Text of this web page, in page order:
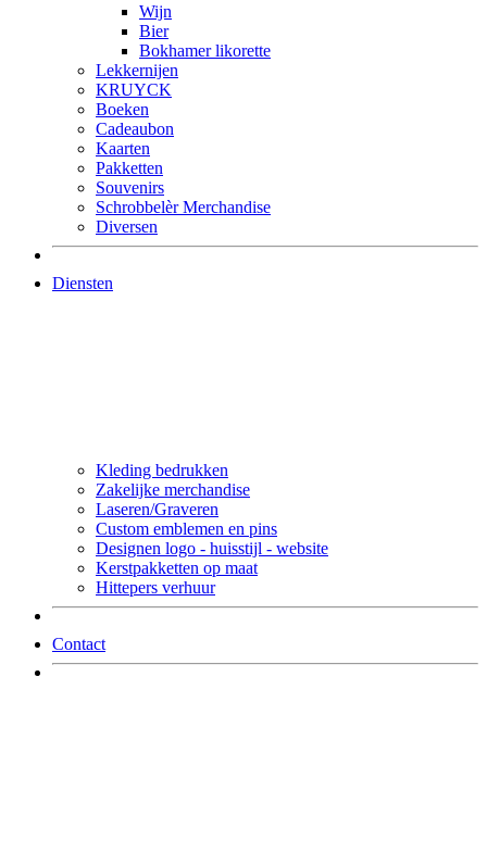
Wijn
Bier
Bokhamer likorette
Lekkernijen
KRUYCK
Boeken
Cadeaubon
Kaarten
Pakketten
Souvenirs
Schrobbelèr Merchandise
Diversen
Diensten
Kleding bedrukken
Zakelijke merchandise
Laseren/Graveren
Custom emblemen en pins
Designen logo - huisstijl - website
Kerstpakketten op maat
Hittepers verhuur
Contact